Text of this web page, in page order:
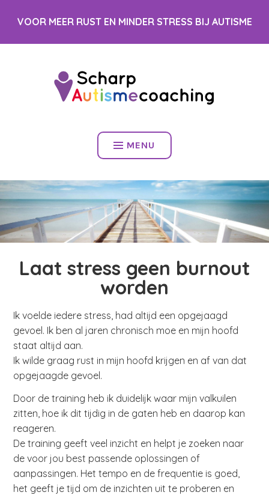
naarVOOR MEER RUST EN MINDER STRESS BIJ AUTISME
MENU
Laat stress geen burnout
worden
Ik voelde iedere stress, had altijd een opgejaagd
gevoel. Ik ben al jaren chronisch moe en mijn hoofd
staat altijd aan.
Ik wilde graag rust in mijn hoofd krijgen en af van dat
opgejaagde gevoel.
Door de training heb ik duidelijk waar mijn valkuilen
zitten, hoe ik dit tijdig in de gaten heb en daarop kan
reageren.
De training geeft veel inzicht en helpt je zoeken naar
de voor jou best passende oplossingen of
aanpassingen. Het tempo en de frequentie is goed,
het geeft je tijd om de inzichten uit te proberen en